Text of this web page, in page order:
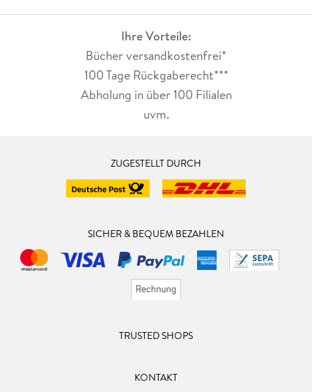
Ihre Vorteile:
Bücher versandkostenfrei*
100 Tage Rückgaberecht***
Abholung in über 100 Filialen
uvm.
ZUGESTELLT DURCH
SICHER & BEQUEM BEZAHLEN
TRUSTED SHOPS
KONTAKT